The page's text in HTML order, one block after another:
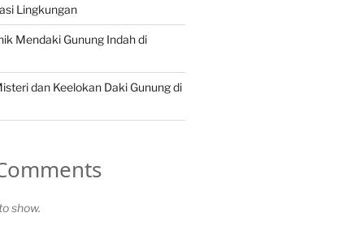
Lingkungan
Mendaki Gunung Indah di
dan Keelokan Daki Gunung di
show.